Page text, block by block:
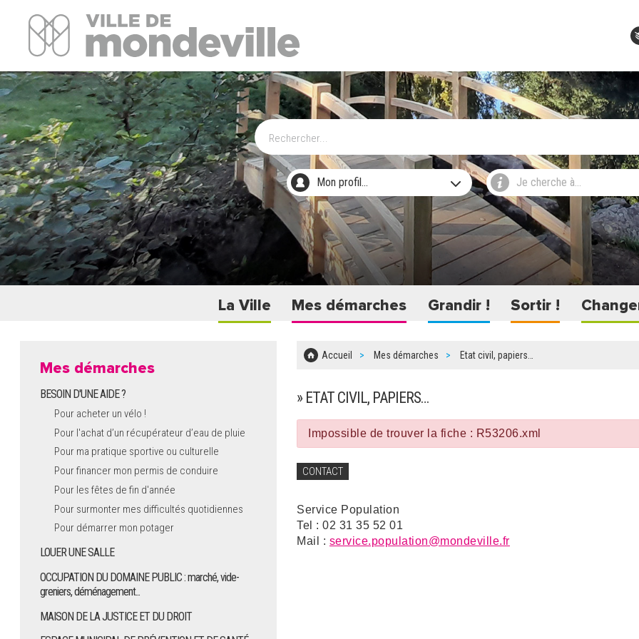
Site Officiel de la ville de Mondeville
Mon profil... Je cherche à...
La Ville Mes démarches Grandir ! Sortir !
Accueil Mes démarches Etat civil, papiers…
» ETAT CIVIL, PAPIERS…
Impossible de trouver la fiche : R53206.xml
CONTACT
Service Population
Tel : 02 31 35 52 01
Mail : service.population@mondeville.fr
Mes démarches
BESOIN D'UNE AIDE ?
Pour acheter un vélo !
Pour l'achat d’un récupérateur d’eau de pluie
Pour ma pratique sportive ou culturelle
Pour financer mon permis de conduire
Pour les fêtes de fin d'année
Pour surmonter mes difficultés quotidiennes
Pour démarrer mon potager
LOUER UNE SALLE
OCCUPATION DU DOMAINE PUBLIC : marché, vide-
greniers, déménagement...
MAISON DE LA JUSTICE ET DU DROIT